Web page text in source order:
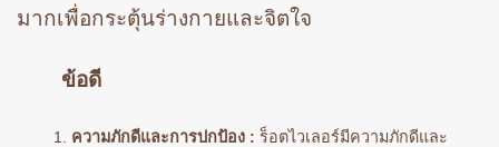
มากเพื่อกระตุ้นร่างกายและจิตใจ
ข้อดี
ความภักดีและการปกป้อง : ร็อตไวเลอร์มีความภักดีและ